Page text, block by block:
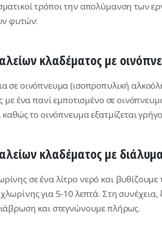
τρόποι την απολύμανση των
φυτών:
κλαδέματος με
σε οινόπνευμα (ισοπροπυλική
με ένα πανί εμποτισμένο σε
το οινόπνευμα εξατμίζεται
κλαδέματος με
σε ένα λίτρο νερό και βυθίζουμε
για 5-10 λεπτά. Στη
και στεγνώνουμε πλήρως.